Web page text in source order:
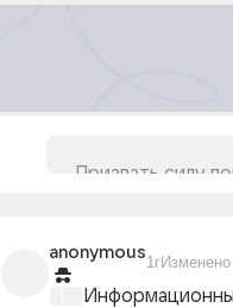
anonymous
1гИзменено